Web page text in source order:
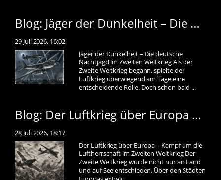
Blog: Jäger der Dunkelheit – Die deutsche Nachtjagd im Zweiten Weltkrieg
29 Juli 2026, 16:02
Jäger der Dunkelheit – Die deutsche
Nachtjagd im Zweiten Weltkrieg Als der
Zweite Weltkrieg begann, spielte der
Luftkrieg überwiegend am Tage eine
entscheidende Rolle. Doch schon bald ...
Blog: Der Luftkrieg über Europa – Kampf um die Luftherrschaft im Zweiten Weltkrieg
28 Juli 2026, 18:17
Der Luftkrieg über Europa – Kampf um die
Luftherrschaft im Zweiten Weltkrieg Der
Zweite Weltkrieg wurde nicht nur an Land
und auf See entschieden. Über den Städten